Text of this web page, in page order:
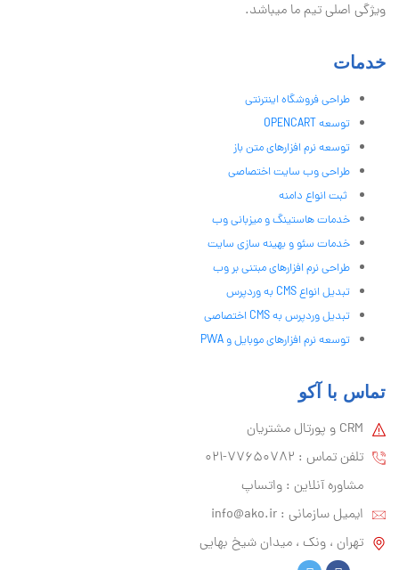
ویژگی اصلی تیم ما میباشد.
خدمات
طراحی فروشگاه اینترنتی
توسعه OPENCART
توسعه نرم افزارهای متن باز
طراحی وب سایت اختصاصی
ثبت انواع دامنه
خدمات هاستینگ و میزبانی وب
خدمات سئو و بهینه سازی سایت
طراحی نرم افزارهای مبتنی بر وب
تبدیل انواع CMS به وردپرس
تبدیل وردپرس به CMS اختصاصی
توسعه نرم افزارهای موبایل و PWA
تماس با آکو
CRM و پورتال مشتریان
تلفن تماس :‌ 77650782-021
مشاوره آنلاین : واتساپ
ایمیل سازمانی :‌ info@ako.ir
تهران ، ونک ، میدان شیخ بهایی